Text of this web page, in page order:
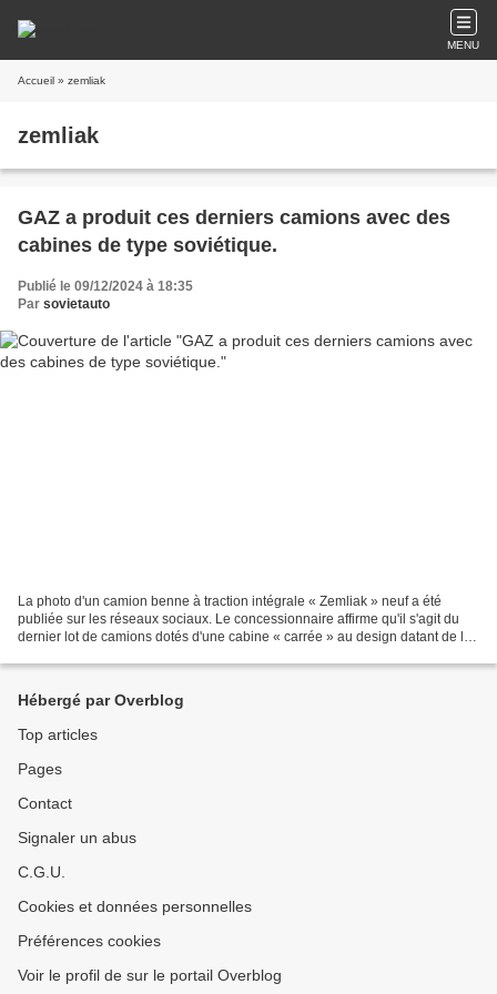
MENU
Accueil » zemliak
zemliak
GAZ a produit ces derniers camions avec des
cabines de type soviétique.
Publié le 09/12/2024 à 18:35
Par sovietauto
La photo d'un camion benne à traction intégrale « Zemliak » neuf a été
publiée sur les réseaux sociaux. Le concessionnaire affirme qu'il s'agit du
dernier lot de camions dotés d'une cabine « carrée » au design datant de la
Hébergé par Overblog
Top articles
Pages
Contact
Signaler un abus
C.G.U.
Cookies et données personnelles
Préférences cookies
Voir le profil de sur le portail Overblog